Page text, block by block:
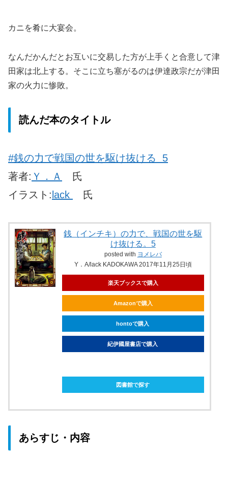
カニを肴に大宴会。
なんだかんだとお互いに交易した方が上手くと合意して津
田家は北上する。そこに立ち塞がるのは伊達政宗だが津田
家の火力に惨敗。
読んだ本のタイトル
#銭の力で戦国の世を駆け抜ける 5
著者: Ｙ．Ａ
氏
イラスト: lack 氏
銭（インチキ）の力で、戦国の世を駆
け抜ける。5
posted with ヨメレバ
Y．A/lack KADOKAWA 2017年11月25日頃
楽天ブックスで購入
Amazonで購入
hontoで購入
紀伊國屋書店で購入
図書館で探す
あらすじ・内容